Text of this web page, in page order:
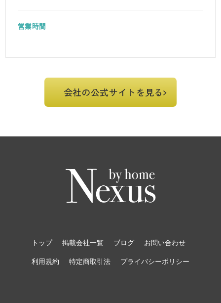
営業時間
会社の公式サイトを見る
トップ 掲載会社一覧 ブログ お問い合わせ
利用規約 特定商取引法 プライバシーポリシー